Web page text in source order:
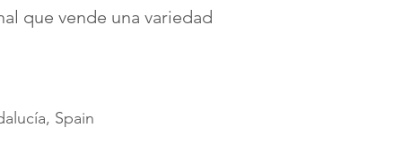
que vende una variedad
Spain